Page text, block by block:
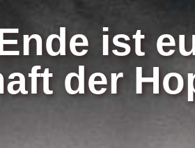
ist
der